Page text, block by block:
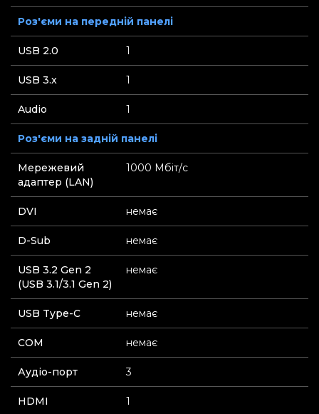
Роз'єми на передній панелі
USB 2.0 1
USB 3.x 1
Audio 1
Роз'єми на задній панелі
Мережевий
адаптер (LAN)
1000 Мбіт/с
DVI немає
D-Sub немає
USB 3.2 Gen 2
(USB 3.1/3.1 Gen 2)
немає
USB Type-C немає
СOM немає
Аудіо-порт 3
HDMI 1